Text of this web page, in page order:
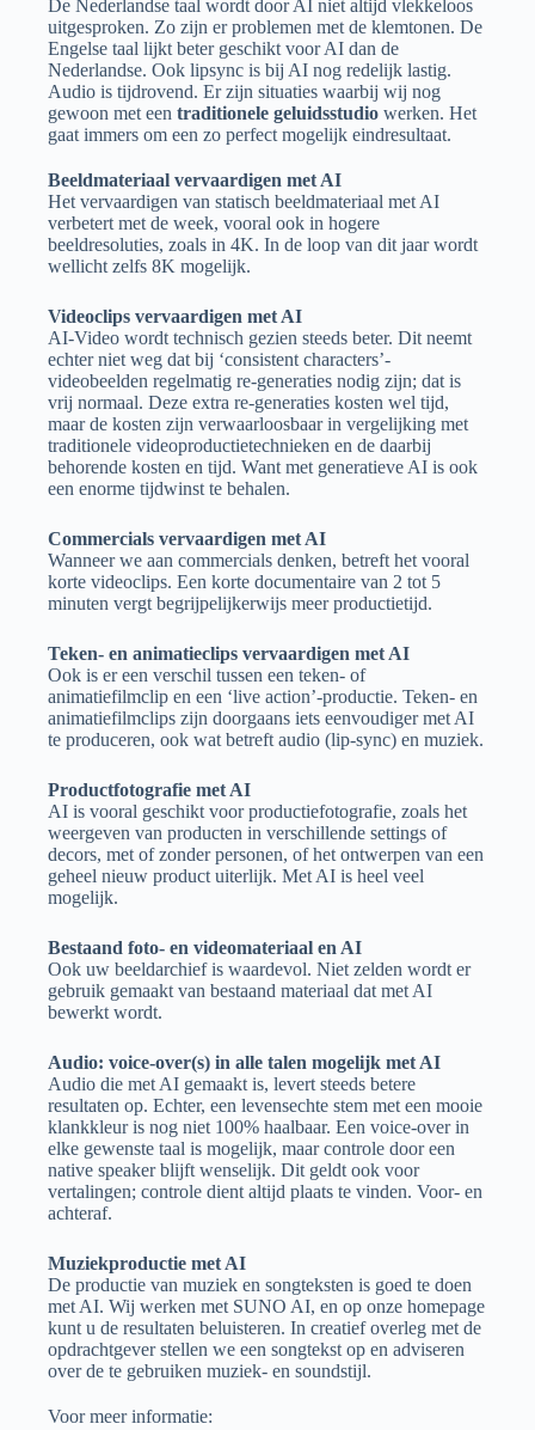
De Nederlandse taal wordt door AI niet altijd vlekkeloos
uitgesproken. Zo zijn er problemen met de klemtonen. De
Engelse taal lijkt beter geschikt voor AI dan de
Nederlandse. Ook lipsync is bij AI nog redelijk lastig.
Audio is tijdrovend. Er zijn situaties waarbij wij nog
gewoon met eentraditionele geluidsstudio werken. Het
gaat immers om een zo perfect mogelijk eindresultaat.
Beeldmateriaal vervaardigen met AI
Het vervaardigen van statisch beeldmateriaal met AI
verbetert met de week, vooral ook in hogere
beeldresoluties, zoals in 4K. In de loop van dit jaar wordt
wellicht zelfs 8K mogelijk.
Videoclips vervaardigen met AI
AI-Video wordt technisch gezien steeds beter. Dit neemt
echter niet weg dat bij ‘consistent characters’-
videobeelden regelmatig re-generaties nodig zijn; dat is
vrij normaal. Deze extra re-generaties kosten wel tijd,
maar de kosten zijn verwaarloosbaar in vergelijking met
traditionele videoproductietechnieken en de daarbij
behorende kosten en tijd. Want met generatieve AI is ook
een enorme tijdwinst te behalen.
Commercials vervaardigen met AI
Wanneer we aan commercials denken, betreft het vooral
korte videoclips. Een korte documentaire van 2 tot 5
minuten vergt begrijpelijkerwijs meer productietijd.
Teken- en animatieclips vervaardigen met AI
Ook is er een verschil tussen een teken- of
animatiefilmclip en een ‘live action’-productie. Teken- en
animatiefilmclips zijn doorgaans iets eenvoudiger met AI
te produceren, ook wat betreft audio (lip-sync) en muziek.
Productfotografie met AI
AI is vooral geschikt voor productiefotografie, zoals het
weergeven van producten in verschillende settings of
decors, met of zonder personen, of het ontwerpen van een
geheel nieuw product uiterlijk. Met AI is heel veel
mogelijk.
Bestaand foto- en videomateriaal en AI
Ook uw beeldarchief is waardevol. Niet zelden wordt er
gebruik gemaakt van bestaand materiaal dat met AI
bewerkt wordt.
Audio: voice-over(s) in alle talen mogelijk met AI
Audio die met AI gemaakt is, levert steeds betere
resultaten op. Echter, een levensechte stem met een mooie
klankkleur is nog niet 100% haalbaar. Een voice-over in
elke gewenste taal is mogelijk, maar controle door een
native speaker blijft wenselijk. Dit geldt ook voor
vertalingen; controle dient altijd plaats te vinden. Voor- en
achteraf.
Muziekproductie met AI
De productie van muziek en songteksten is goed te doen
met AI. Wij werken met SUNO AI, en op onze homepage
kunt u de resultaten beluisteren. In creatief overleg met de
opdrachtgever stellen we een songtekst op en adviseren
over de te gebruiken muziek- en soundstijl.
Voor meer informatie: